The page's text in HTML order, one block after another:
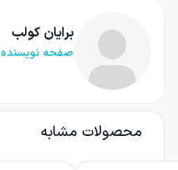
برایان کولب
صفحه نویسنده
محصولات مشابه